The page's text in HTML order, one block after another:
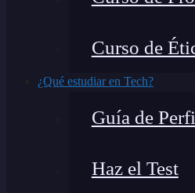
Curso de
¿Qué estudiar en Tech?
Guía de
Haz el Test